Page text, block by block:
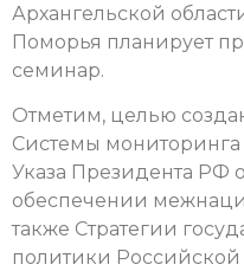
Архангельской
Поморья планирует
семинар.
Отметим, целью
Системы мониторинга
Указа Президента РФ
обеспечении
также Стратегии
политики